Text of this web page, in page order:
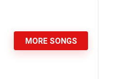
MORE SONGS